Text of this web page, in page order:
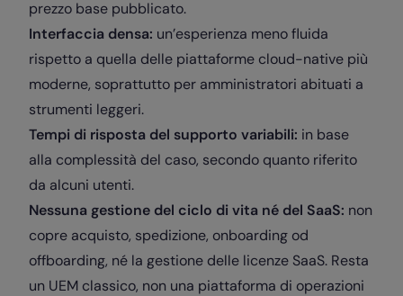
prezzo base pubblicato.
Interfaccia densa: un’esperienza meno fluida
rispetto a quella delle piattaforme cloud-native più
moderne, soprattutto per amministratori abituati a
strumenti leggeri.
Tempi di risposta del supporto variabili: in base
alla complessità del caso, secondo quanto riferito
da alcuni utenti.
Nessuna gestione del ciclo di vita né del SaaS: non
copre acquisto, spedizione, onboarding od
offboarding, né la gestione delle licenze SaaS. Resta
un UEM classico, non una piattaforma di operazioni